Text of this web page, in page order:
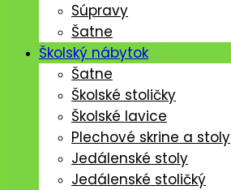
Súpravy
Šatne
Školský nábytok
Šatne
Školské stoličky
Školské lavice
Plechové skrine a stoly
Jedálenské stoly
Jedálenské stoličký